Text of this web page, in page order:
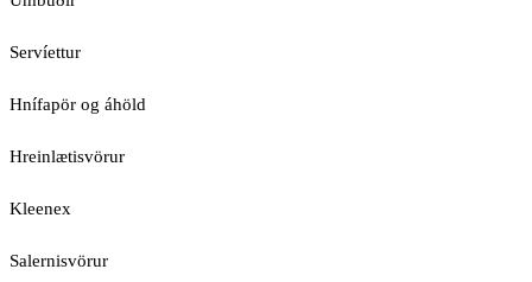
Servíettur
Hnífapör og áhöld
Hreinlætisvörur
Kleenex
Salernisvörur